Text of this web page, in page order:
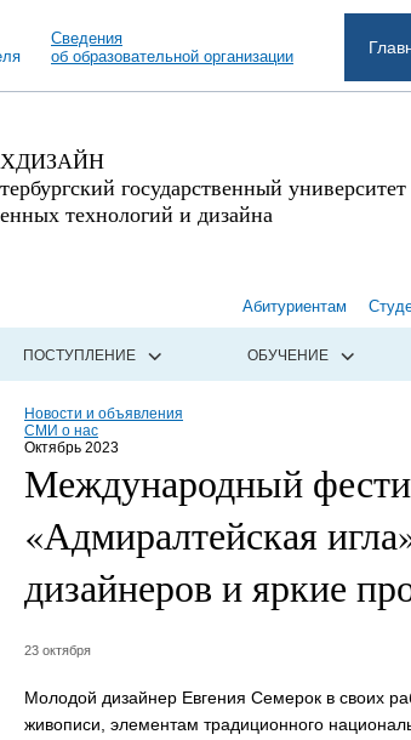
Сведения
об образовательной организации
государственный университет
технологий и дизайна
Абитуриентам
ПОСТУПЛЕНИЕ ОБУЧЕНИЕ
Новости и объявления
СМИ о нас
Октябрь 2023
Международный
«Адмиралтейская
дизайнеров и яркие
23 октября
Молодой дизайнер Евгения Семерок в своих
живописи, элементам традиционного